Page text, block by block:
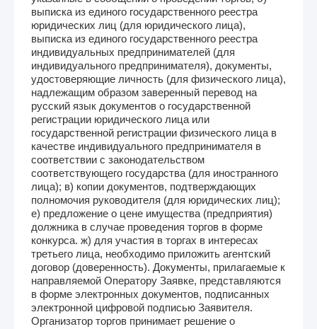
выписка из единого государственного реестра
юридических лиц (для юридического лица),
выписка из единого государственного реестра
индивидуальных предпринимателей (для
индивидуального предпринимателя), документы,
удостоверяющие личность (для физического лица),
надлежащим образом заверенный перевод на
русский язык документов о государственной
регистрации юридического лица или
государственной регистрации физического лица в
качестве индивидуального предпринимателя в
соответствии с законодательством
соответствующего государства (для иностранного
лица); в) копии документов, подтверждающих
полномочия руководителя (для юридических лиц);
е) предложение о цене имущества (предприятия)
должника в случае проведения торгов в форме
конкурса. ж) для участия в торгах в интересах
третьего лица, необходимо приложить агентский
договор (доверенность). Документы, прилагаемые к
направляемой Оператору Заявке, представляются
в форме электронных документов, подписанных
электронной цифровой подписью Заявителя.
Организатор торгов принимает решение о